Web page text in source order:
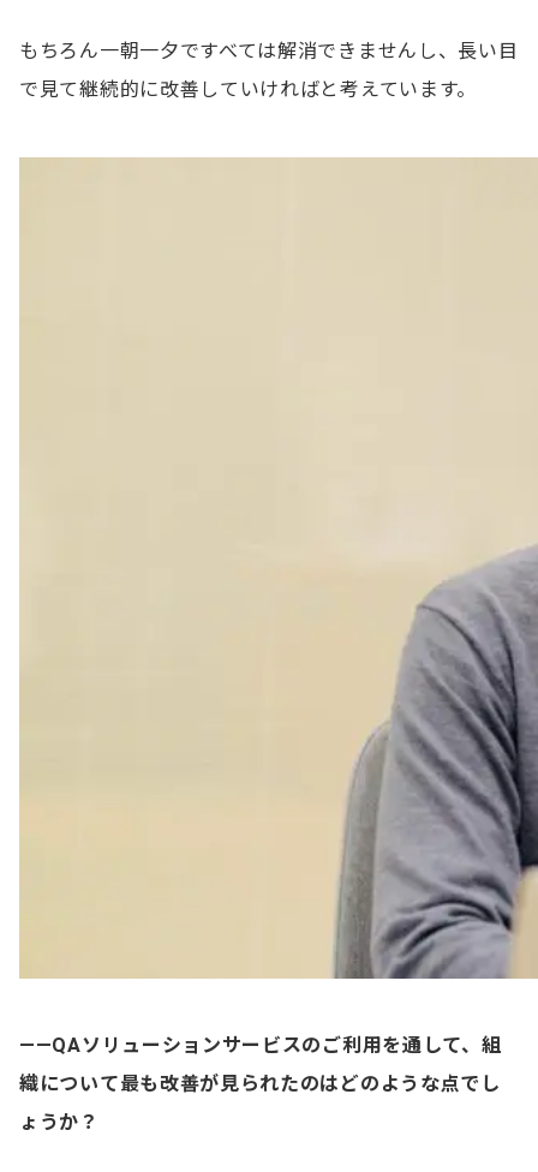
もちろん一朝一夕ですべては解消できませんし、長い目
で見て継続的に改善していければと考えています。
——QAソリューションサービスのご利用を通して、組
織について最も改善が見られたのはどのような点でし
ょうか？